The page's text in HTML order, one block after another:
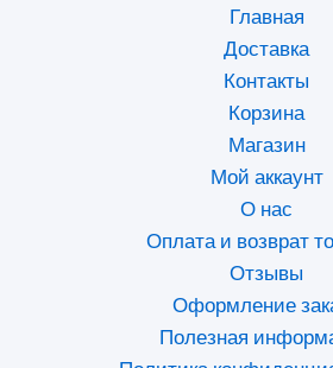
Главная
Доставка
Контакты
Корзина
Магазин
Мой аккаунт
О нас
Оплата и возврат
Отзывы
Оформление
Полезная